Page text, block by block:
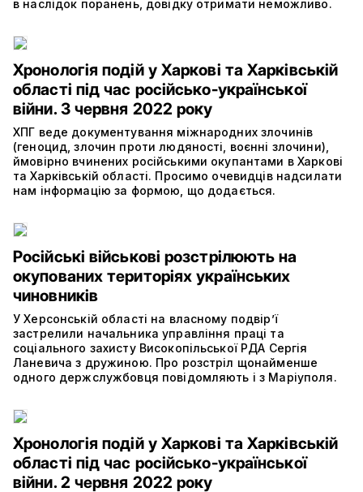
в наслідок поранень, довідку отримати неможливо.
Хронологія подій у Харкові та Харківській
області під час російсько-української
війни. 3 червня 2022 року
ХПГ веде документування міжнародних злочинів
(геноцид, злочин проти людяності, воєнні злочини),
ймовірно вчинених російськими окупантами в Харкові
та Харківській області. Просимо очевидців надсилати
нам інформацію за формою, що додається.
Російські військові розстрілюють на
окупованих територіях українських
чиновників
У Херсонській області на власному подвір’ї
застрелили начальника управління праці та
соціального захисту Високопільської РДА Сергія
Ланевича з дружиною. Про розстріл щонайменше
одного держслужбовця повідомляють і з Маріуполя.
Хронологія подій у Харкові та Харківській
області під час російсько-української
війни. 2 червня 2022 року